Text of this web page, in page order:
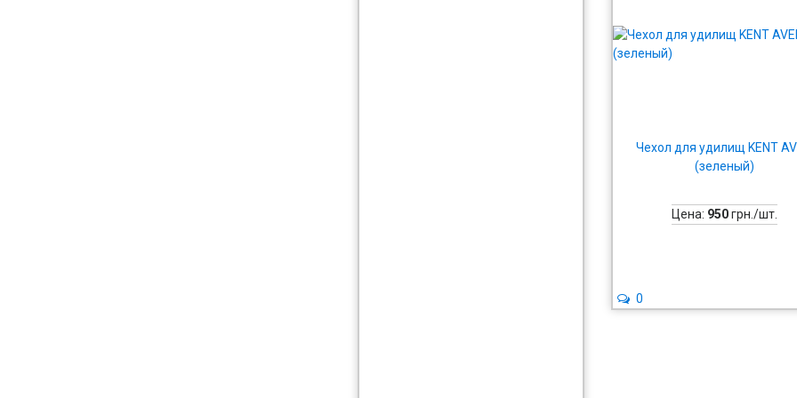
Чехол для удилищ KENT
(зеленый)
Цена: 950грн./шт.
0